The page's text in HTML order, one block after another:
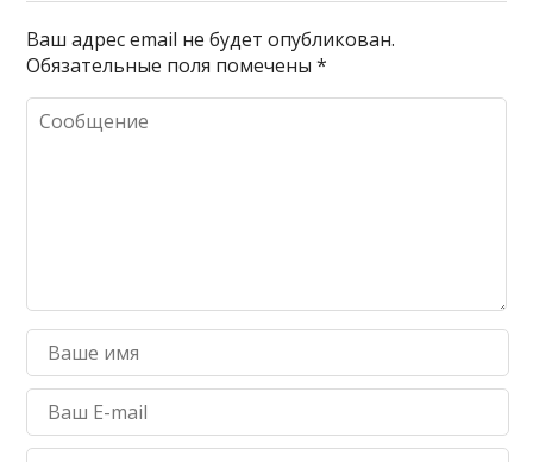
Ваш адрес email не будет опубликован.
Обязательные поля помечены*